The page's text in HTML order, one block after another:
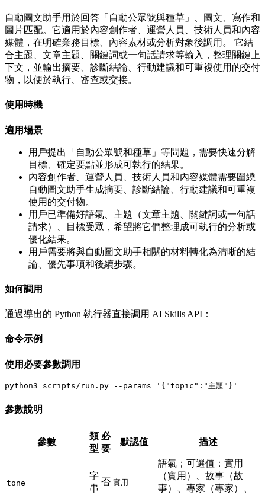
自動圖文助手用於回答「自動公眾號與種草」、圖文、寫作和
圖片匹配。它適用於內容創作者、運營人員、技術人員和內容
媒體，在明確業務目標、內容素材或分析對象後調用。 它結
合主題、文章主題、關鍵詞或一句話請求等輸入，整理關鍵上
下文，並輸出摘要、診斷結論、行動建議和可重複使用的交付
物，以便於執行、審查或交接。
使用時機
適用場景
用戶提出「自動公眾號和種草」等問題，需要快速分解
目標、確定要點並形成可執行的結果。
內容創作者、運營人員、技術人員和內容媒體需要圍繞
自動圖文助手生成摘要、診斷結論、行動建議和可重複
使用的交付物。
用戶已準備好語氣、主題（文章主題、關鍵詞或一句話
請求）、目標受眾，希望將它們整理成可執行的分析或
優化結果。
用戶需要將與自動圖文助手相關的材料轉化為清晰的結
論、優先事項和後續步驟。
如何調用
通過導出的 Python 執行器直接調用 AI Skills API：
命令示例
使用必要參數調用
參數說明
參數
類
型
必
要
默認值 描述
tone
字
串
否 實用
語氣；可選值：實用
（實用）、故事（故
事）、專家（專家）、